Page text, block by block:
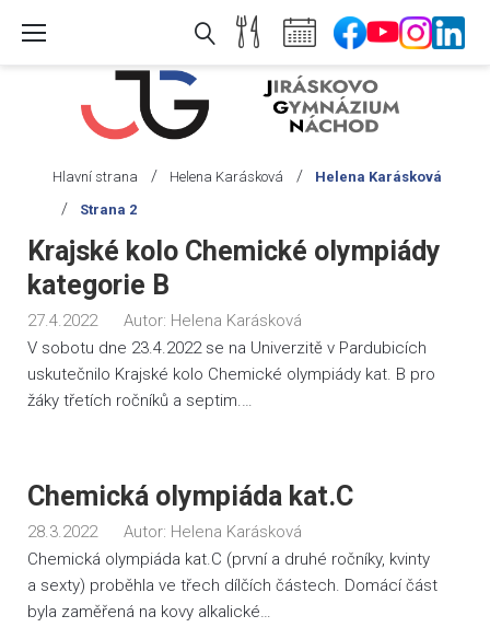
Hlavní strana / Helena Karásková / Helena Karásková
/ Strana 2
Autor:
Helena
Karásková
Krajské kolo Chemické olympiády
kategorie B
27.4.2022 Autor: Helena Karásková
V sobotu dne 23.4.2022 se na Univerzitě v Pardubicích
uskutečnilo Krajské kolo Chemické olympiády kat. B pro
žáky třetích ročníků a septim.…
Chemická olympiáda kat.C
28.3.2022 Autor: Helena Karásková
Chemická olympiáda kat.C (první a druhé ročníky, kvinty
a sexty) proběhla ve třech dílčích částech. Domácí část
byla zaměřená na kovy alkalické…